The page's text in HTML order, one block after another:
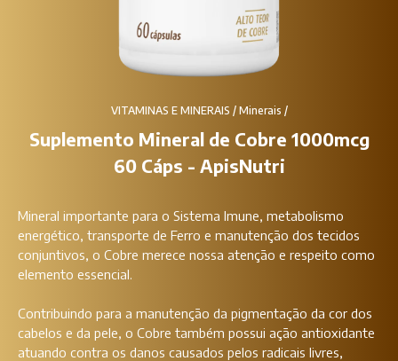
VITAMINAS E MINERAIS / Minerais /
Suplemento Mineral de Cobre 1000mcg
60 Cáps - ApisNutri
Mineral importante para o Sistema Imune, metabolismo
energético, transporte de Ferro e manutenção dos tecidos
conjuntivos, o Cobre merece nossa atenção e respeito como
elemento essencial.
Contribuindo para a manutenção da pigmentação da cor dos
cabelos e da pele, o Cobre também possui ação antioxidante
atuando contra os danos causados pelos radicais livres,